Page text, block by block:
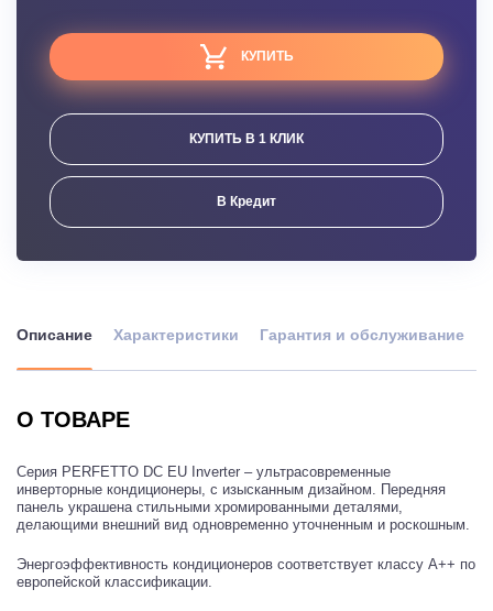
КУПИТЬ
КУПИТЬ В 1 КЛИК
В Кредит
Описание Характеристики Гарантия и обслуживание
О ТОВАРЕ
Серия PERFETTO DC EU Inverter – ультрасовременные
инверторные кондиционеры, с изысканным дизайном. Передняя
панель украшена стильными хромированными деталями,
делающими внешний вид одновременно уточненным и роскошным.
Энергоэффективность кондиционеров соответствует классу А++ по
европейской классификации.